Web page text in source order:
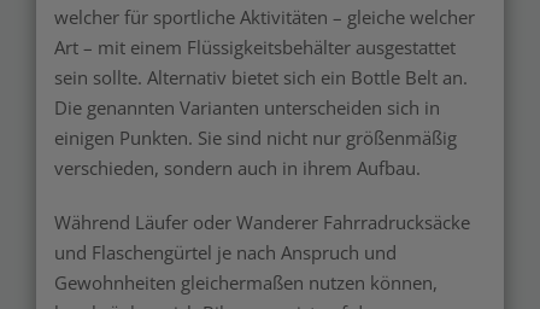
welcher für sportliche Aktivitäten – gleiche welcher
Art – mit einem Flüssigkeitsbehälter ausgestattet
sein sollte. Alternativ bietet sich ein Bottle Belt an.
Die genannten Varianten unterscheiden sich in
einigen Punkten. Sie sind nicht nur größenmäßig
verschieden, sondern auch in ihrem Aufbau.
Während Läufer oder Wanderer Fahrradrucksäcke
und Flaschengürtel je nach Anspruch und
Gewohnheiten gleichermaßen nutzen können,